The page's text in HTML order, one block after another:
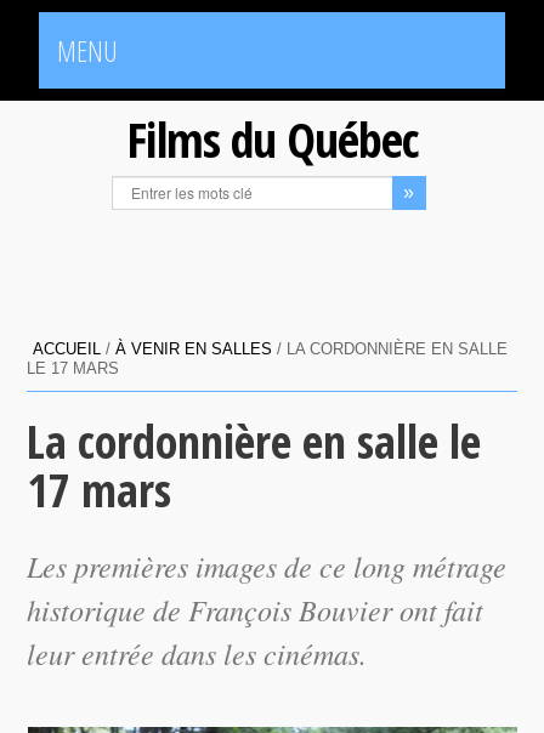
MENU
Films du Québec
ACCUEIL /À VENIR EN SALLES / LA CORDONNIÈRE EN SALLE
LE 17 MARS
La cordonnière en salle le
17 mars
Les premières images de ce long métrage
historique de François Bouvier ont fait
leur entrée dans les cinémas.